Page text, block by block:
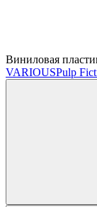
Виниловая
VARIOUSPulp